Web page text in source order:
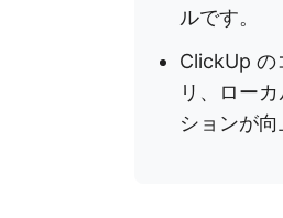
ルです。
ClickUp の
リ、ロー
ションが向